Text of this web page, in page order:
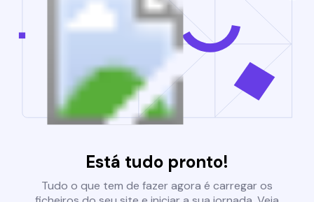
Está tudo pronto!
Tudo o que tem de fazer agora é carregar os